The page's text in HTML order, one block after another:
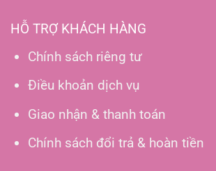
HỖ TRỢ KHÁCH HÀNG
Chính sách riêng tư
Điều khoản dịch vụ
Giao nhận & thanh toán
Chính sách đổi trả & hoàn tiền